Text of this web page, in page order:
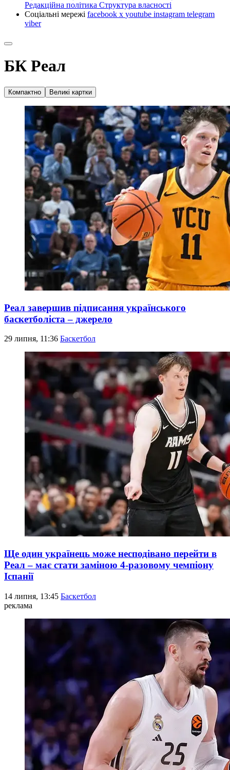
Редакційна політика Структура власності
Соціальні мережі facebook x youtube instagram telegram
viber
БК Реал
Компактно Великі картки
Реал завершив підписання українського
баскетболіста – джерело
29 липня, 11:36 Баскетбол
Ще один українець може несподівано перейти в
Реал – має стати заміною 4-разовому чемпіону
Іспанії
14 липня, 13:45 Баскетбол
реклама